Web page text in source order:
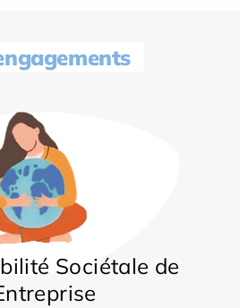
Sociétale de